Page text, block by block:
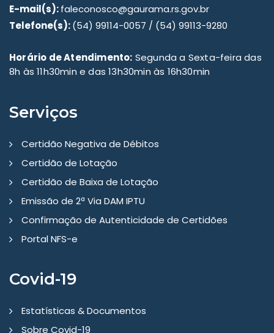
E-mail(s):faleconosco@gaurama.rs.gov.br
Telefone(s):(54) 99114-0057 / (54) 99113-9280
Horário de Atendimento: Segunda a Sexta-feira das
8h às 11h30min e das 13h30min às 16h30min
Serviços
Certidão Negativa de Débitos
Certidão de Lotação
Certidão de Baixa de Lotação
Emissão de 2ª Via DAM IPTU
Confirmação de Autenticidade de Certidões
Portal NFS-e
Covid-19
Estatísticas & Documentos
Sobre Covid-19